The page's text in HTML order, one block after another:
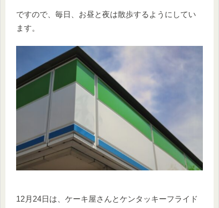
ですので、毎日、お昼と夜は散歩するようにしてい
ます。
12月24日は、ケーキ屋さんとケンタッキーフライド